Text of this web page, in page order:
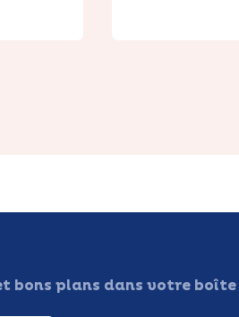
bons plans dans votre